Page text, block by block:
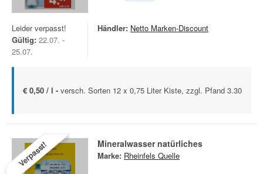
Leider verpasst!
Gültig: 22.07. -
25.07.
Händler: Netto Marken-Discount
€ 0,50 / l - versch. Sorten 12 x 0,75 Liter Kiste, zzgl. Pfand 3.30
Verpasst! Mineralwasser natürliches
Marke: Rheinfels Quelle